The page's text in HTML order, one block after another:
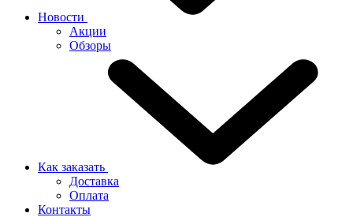
Новости
Акции
Обзоры
Как заказать
Доставка
Оплата
Контакты